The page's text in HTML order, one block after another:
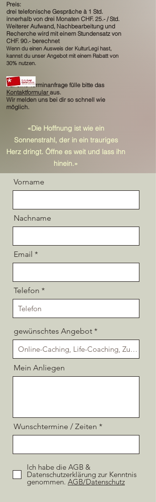
Preis:
drei telefonische Gespräche à 1 Std.
innerhalb von drei Monaten CHF. 25.- / Std.
Weiterer Aufwand, Nachbearbeitung und
Recherche wird mit einem Stundensatz von
CHF. 90.- berechnet
Wenn du einen Ausweis der KulturLegi hast,
kannst du unser Angebot mit einem Rabatt von
30% nutzen.
Für eine Terminanfrage fülle bitte das
Kontaktformular aus.
Wir melden uns bei dir so schnell wie
möglich.
«Die Hoffnung ist wie ein
Sonnenstrahl, der in ein trauriges
Herz dringt. Öffne es weit und lass ihn
hinein.»
Vorname
Nachname
Email
Telefon
gewünschtes Angebot
Mein Anliegen
Wunschtermine / Zeiten
Ich habe die AGB &
Datenschutzerklärung zur Kenntnis
genommen. AGB/Datenschutz